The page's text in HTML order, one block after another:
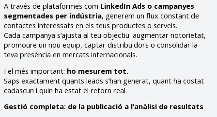
A través de plataformes com LinkedIn Ads o campanyes
segmentades per indústria, generem un flux constant de
contactes interessats en els teus productes o serveis.
Cada campanya s’ajusta al teu objectiu: augmentar notorietat,
promoure un nou equip, captar distribuïdors o consolidar la
teva presència en mercats internacionals.
I el més important: ho mesurem tot.
Saps exactament quants leads s’han generat, quant ha costat
cadascun i quin ha estat el retorn real.
Gestió completa: de la publicació a l’anàlisi de resultats